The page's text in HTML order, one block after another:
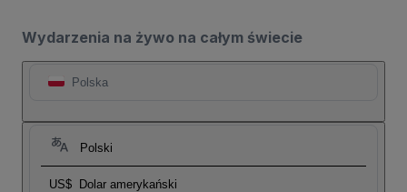
Wydarzenia na żywo na całym świecie
Polska
Polski
US$ Dolar amerykański